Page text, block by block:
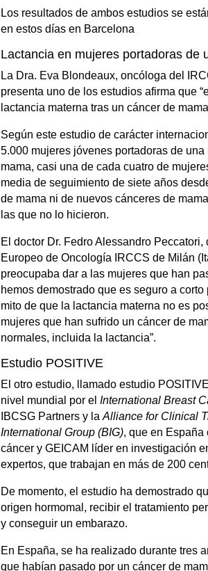
Los resultados de ambos estudios se
en estos días en Barcelona
Lactancia en mujeres portadoras de
La Dra. Eva Blondeaux, oncóloga del
presenta uno de los estudios afirma que
lactancia materna tras un cáncer de
Según este estudio de carácter
5.000 mujeres jóvenes portadoras de
mama, casi una de cada cuatro de
media de seguimiento de siete años
de mama ni de nuevos cánceres de
las que no lo hicieron.
El doctor Dr. Fedro Alessandro
Europeo de Oncología IRCCS de Milán
preocupaba dar a las mujeres que han
hemos demostrado que es seguro a
mito de que la lactancia materna no es
mujeres que han sufrido un cáncer de
normales, incluida la lactancia”.
Estudio POSITIVE
El otro estudio, llamado estudio
nivel mundial por elInternational Breast
IBCSG Partners y laAlliance for Clinical
International Group (BIG), que en España
cáncer y GEICAM líder en investigación
expertos, que trabajan en más de 200
De momento, el estudio ha demostrado
origen hormomal, recibir el tratamiento
y conseguir un embarazo.
En España, se ha realizado durante tres
que habían pasado por un cáncer de